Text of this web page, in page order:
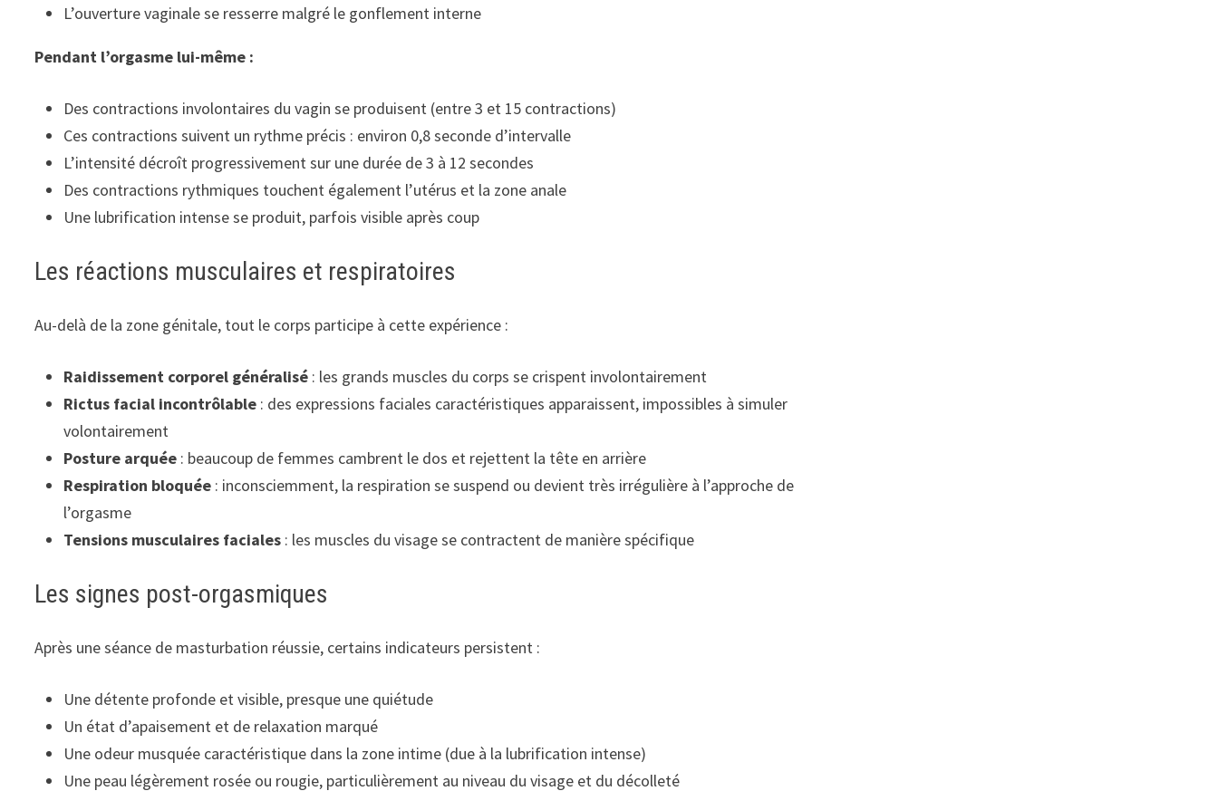
L’ouverture vaginale se resserre malgré le gonflement interne
Pendant l’orgasme lui-même :
Des contractions involontaires du vagin se produisent (entre 3 et 15 contractions)
Ces contractions suivent un rythme précis : environ 0,8 seconde d’intervalle
L’intensité décroît progressivement sur une durée de 3 à 12 secondes
Des contractions rythmiques touchent également l’utérus et la zone anale
Une lubrification intense se produit, parfois visible après coup
Les réactions musculaires et respiratoires
Au-delà de la zone génitale, tout le corps participe à cette expérience :
Raidissement corporel généralisé : les grands muscles du corps se crispent involontairement
Rictus facial incontrôlable : des expressions faciales caractéristiques apparaissent, impossibles à simuler
volontairement
Posture arquée : beaucoup de femmes cambrent le dos et rejettent la tête en arrière
Respiration bloquée : inconsciemment, la respiration se suspend ou devient très irrégulière à l’approche de
l’orgasme
Tensions musculaires faciales : les muscles du visage se contractent de manière spécifique
Les signes post-orgasmiques
Après une séance de masturbation réussie, certains indicateurs persistent :
Une détente profonde et visible, presque une quiétude
Un état d’apaisement et de relaxation marqué
Une odeur musquée caractéristique dans la zone intime (due à la lubrification intense)
Une peau légèrement rosée ou rougie, particulièrement au niveau du visage et du décolleté